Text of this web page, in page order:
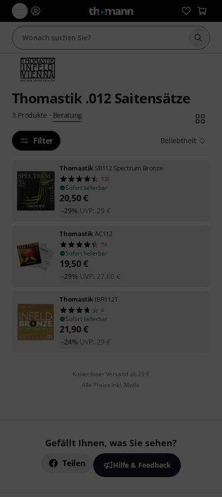
Suche
Thomastik .012 Saitensätze
3 Produkte · Beratung
Filter Beliebtheit
Thomastik SB112 Spectrum Bronze
132
Sofort lieferbar
20,50€
UVP: 29 €
-29%
ThomastikAC112
74
Sofort lieferbar
19,50€
UVP: 27,60 €
-29%
Thomastik IBR112T
6
Sofort lieferbar
21,90€
UVP: 29 €
-24%
Kostenloser Versand ab 29 €
Alle Preise inkl. MwSt.
Gefällt Ihnen, was Sie sehen?
Teilen Hilfe & Feedback